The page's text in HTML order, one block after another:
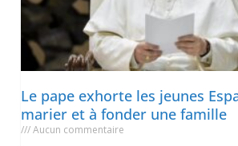
Le pape exhorte les jeunes
marier et à fonder une famille
Aucun commentaire